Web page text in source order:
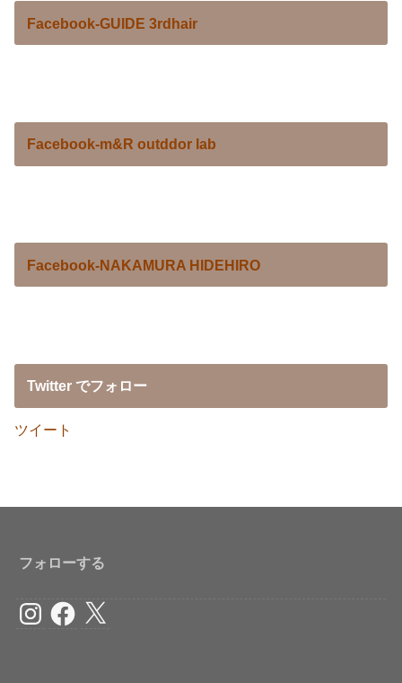
Facebook-GUIDE 3rdhair
Facebook-m&R outddor lab
Facebook-NAKAMURA HIDEHIRO
Twitter でフォロー
ツイート
フォローする
InstagramFacebook
X